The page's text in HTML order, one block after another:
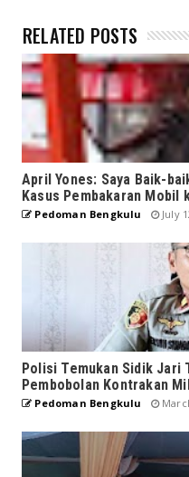
RELATED POSTS
April Yones: Saya Baik-
Kasus Pembakaran Mobil
Pedoman Bengkulu July
Polisi Temukan Sidik Jari
Pembobolan Kontrakan
Pedoman Bengkulu